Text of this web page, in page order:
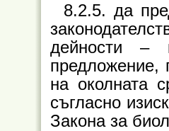
8.2.5. да
дейности –
предложение,
на околната
съгласно
Закона за